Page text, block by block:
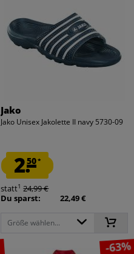
Jako
Jako Unisex Jakolette II navy 5730-09
2.50*
statt1 24,99 €
Du sparst:
22,49 €
Größe wählen...
-63%